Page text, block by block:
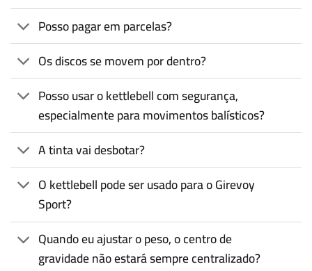
Posso pagar em parcelas?
Os discos se movem por dentro?
Posso usar o kettlebell com segurança,
especialmente para movimentos balísticos?
A tinta vai desbotar?
O kettlebell pode ser usado para o Girevoy
Sport?
Quando eu ajustar o peso, o centro de
gravidade não estará sempre centralizado?